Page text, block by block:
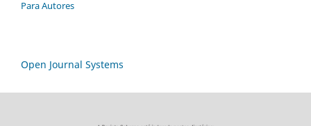
Para Autores
Open Journal Systems